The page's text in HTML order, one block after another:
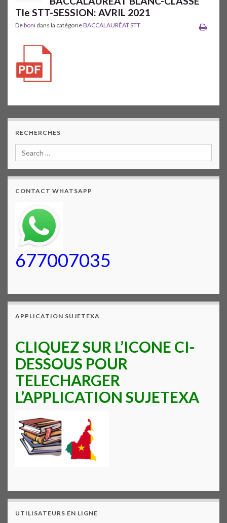
Tle STT-SESSION: AVRIL 2021
Deboni dans la catégorieBACCALAURÉAT STT
RECHERCHES
CONTACT WHATSAPP
677007035
APPLICATION SUJETEXA
CLIQUEZ SUR L’ICONE CI-
DESSOUS POUR
TELECHARGER
L’APPLICATION SUJETEXA
UTILISATEURS EN LIGNE